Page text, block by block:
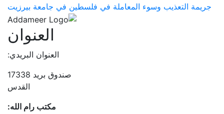
جريمة التعذيب وسوء المعاملة في فلسطين في جامعة بيرزيت
العنوان
العنوان البريدي:
صندوق بريد 17338
القدس
مكتب رام الله: